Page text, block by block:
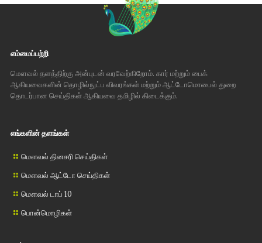
எம்மைப்பற்றி
மௌவல் தளத்திற்கு அன்புடன் வரவேற்கிறோம். கார் மற்றும் பைக்
ஆகியவைகளின் தொழில்நுட்ப விவரங்கள் மற்றும் ஆட்டோமொபைல் துறை
தொடர்பான செய்திகள் ஆகியவை தமிழில் கிடைக்கும்.
எங்களின் தளங்கள்
மௌவல் தினசரி செய்திகள்
மௌவல் ஆட்டோ செய்திகள்
மௌவல் டாப் 10
பொன்மொழிகள்